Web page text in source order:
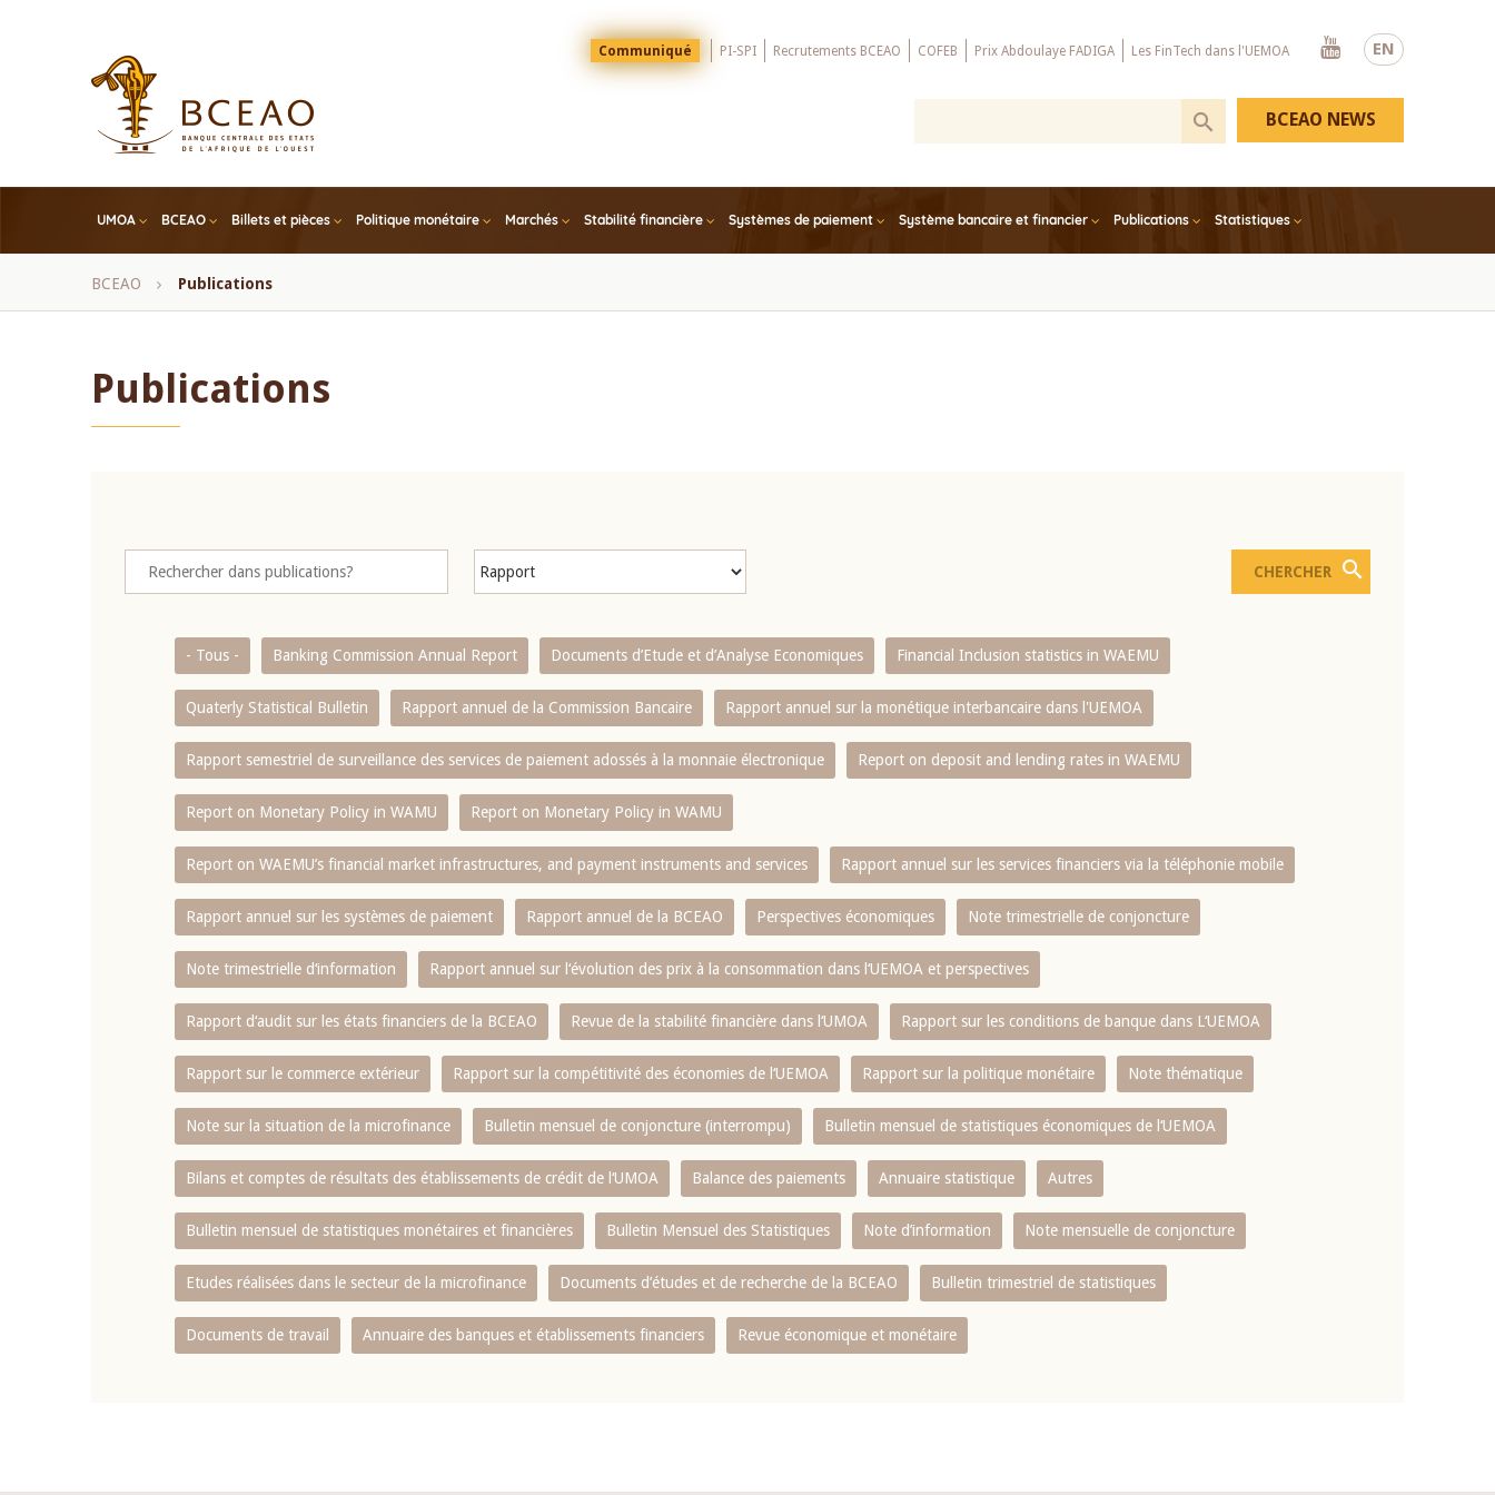
EN
Menu
Top
Communiqué PI-SPI Recrutements BCEAO COFEB Prix Abdoulaye FADIGA Les FinTech dans l'UEMOA
Youtube
UMOA BCEAO Billets et pièces Politique monétaire Marchés Stabilité financière Systèmes de paiement Système bancaire et financier Publications Statistiques
BCEAO NEWS
Fil
BCEAO Publications
Publications
- Tous - Banking Commission Annual Report Documents d’Etude et d’Analyse Economiques Financial Inclusion statistics in WAEMU
Quaterly Statistical Bulletin Rapport annuel de la Commission Bancaire Rapport annuel sur la monétique interbancaire dans l'UEMOA
Rapport semestriel de surveillance des services de paiement adossés à la monnaie électronique Report on deposit and lending rates in WAEMU
Report on Monetary Policy in WAMU Report on Monetary Policy in WAMU
Report on WAEMU’s financial market infrastructures, and payment instruments and services Rapport annuel sur les services financiers via la téléphonie mobile
Rapport annuel sur les systèmes de paiement Rapport annuel de la BCEAO Perspectives économiques Note trimestrielle de conjoncture
Note trimestrielle d‘information Rapport annuel sur l‘évolution des prix à la consommation dans l‘UEMOA et perspectives
Rapport d‘audit sur les états financiers de la BCEAO Revue de la stabilité financière dans l‘UMOA Rapport sur les conditions de banque dans L‘UEMOA
Rapport sur le commerce extérieur Rapport sur la compétitivité des économies de l‘UEMOA Rapport sur la politique monétaire Note thématique
Note sur la situation de la microfinance Bulletin mensuel de conjoncture (interrompu) Bulletin mensuel de statistiques économiques de l‘UEMOA
Bilans et comptes de résultats des établissements de crédit de l‘UMOA Balance des paiements Annuaire statistique Autres
Bulletin mensuel de statistiques monétaires et financières Bulletin Mensuel des Statistiques Note d’information Note mensuelle de conjoncture
Etudes réalisées dans le secteur de la microfinance Documents d’études et de recherche de la BCEAO Bulletin trimestriel de statistiques
Documents de travail Annuaire des banques et établissements financiers Revue économique et monétaire